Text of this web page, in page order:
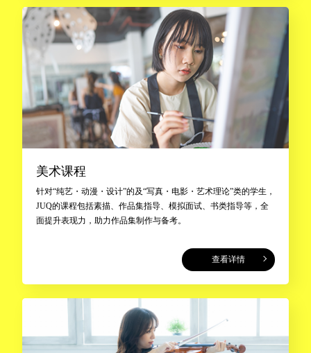
美术课程
针对“纯艺・动漫・设计”的及“写真・电影・艺术理论”类的学生，
JUQ的课程包括素描、作品集指导、模拟面试、书类指导等，全
面提升表现力，助力作品集制作与备考。
查看详情